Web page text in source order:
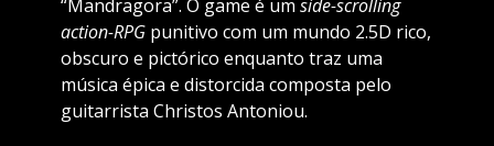
“Mandragora”. O game é um side-scrolling
action-RPG punitivo com um mundo 2.5D rico,
obscuro e pictórico enquanto traz uma
música épica e distorcida composta pelo
guitarrista Christos Antoniou.